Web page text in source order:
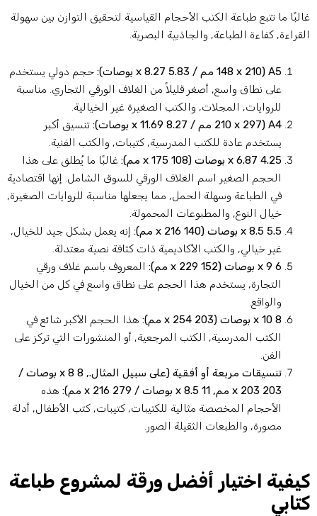
ما تتبع طباعة الكتب الأحجام القياسية لتحقيق التوازن بين سهولة
كفاءة الطباعة, والجاذبية البصرية.
A5 (148 x 210 مم / 5.83 x 8.27 بوصات):
حجم دولي يستخدم
على نطاق واسع, أصغر قليلاً من الغلاف الورقي التجاري. مناسبة
للروايات, المجلات, والكتب الصغيرة غير الخيالية.
A4 (210 x 297 مم / 8.27 x 11.69 بوصات):
تنسيق أكبر
يستخدم عادة للكتب المدرسية, كتيبات, والكتب الفنية.
4.25 x 6.87 بوصات (108 x 175 مم):
غالبًا ما يُطلق على هذا
الحجم الصغير اسم الغلاف الورقي للسوق الشامل. إنها اقتصادية
في الطباعة وسهلة الحمل, مما يجعلها مناسبة للروايات الصغيرة,
خيال النوع, والمطبوعات المحمولة.
5.5 x 8.5 بوصات (140 x 216 مم):
إنه يعمل بشكل جيد للخيال,
غير خيالي, والكتب الأكاديمية ذات كثافة نصية معتدلة.
6 x 9 بوصات (152 x 229 مم):
المعروف باسم غلاف ورقي
التجارة, يستخدم هذا الحجم على نطاق واسع في كل من الخيال
والواقع.
8 x 10 بوصات (203 x 254 مم):
هذا الحجم الأكبر شائع في
الكتب المدرسية, الكتب المرجعية, أو المنشورات التي تركز على
الفن.
تنسيقات مربعة أو أفقية (على سبيل المثال., 8 x 8 بوصات /
203 x 203 مم, 11 x 8.5 بوصات / 279 x 216 مم):
هذه
الأحجام المخصصة مثالية للكتيبات, كتيبات, كتب الأطفال, أدلة
مصورة, والطبعات الثقيلة الصور.
اختيار أفضل ورقة لمشروع طباعة